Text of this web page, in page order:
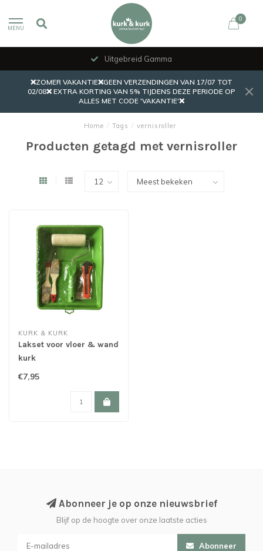
MENU
0
Uitgebreid Gamma
❌ZOMER VAKANTIE❌GEEN VERZENDINGEN VAN 17/07 TOT
02/08❌ EXTRA KORTING VAN 5% TIJDENS DEZE PERIODE OP
ALLES MET CODE 'VAKANTIE'❌
Home / Tags / vernisroller
Producten getagd met vernisroller
KURK & KURK
Lakset voor vloer & wand
kurk
€7,95
Abonneer je op onze nieuwsbrief
Blijf op de hoogte over onze laatste acties
Abonneer